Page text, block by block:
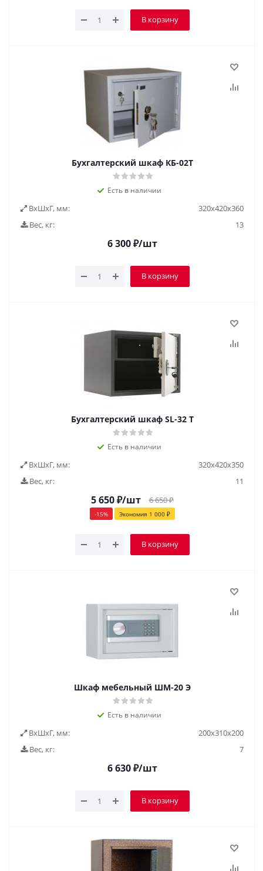
В корзину
Бухгалтерский шкаф КБ-02Т
Есть в наличии
ВxШxГ, мм:
320х420х360
Вес, кг:
13
6 300₽/шт
В корзину
Бухгалтерский шкаф SL-32 Т
Есть в наличии
ВxШxГ, мм:
320х420х350
Вес, кг:
11
5 650₽/шт 6 650₽
-15% Экономия 1 000₽
В корзину
Шкаф мебельный ШМ-20 Э
Есть в наличии
ВxШxГ, мм:
200х310х200
Вес, кг:
7
6 630₽/шт
В корзину